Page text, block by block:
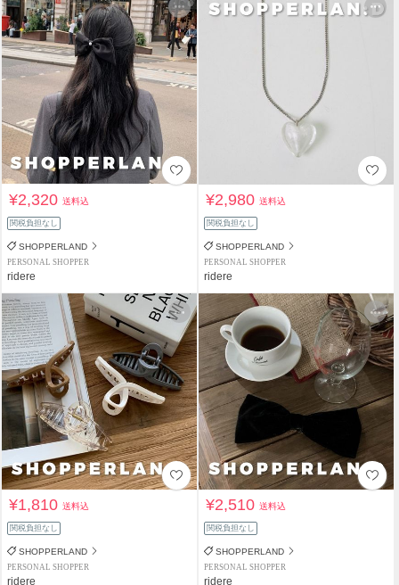
¥2,320送料込
関税負担なし
SHOPPERLAND
PERSONAL SHOPPER
ridere
¥2,980送料込
関税負担なし
SHOPPERLAND
PERSONAL SHOPPER
ridere
¥1,810送料込
関税負担なし
SHOPPERLAND
PERSONAL SHOPPER
ridere
¥2,510送料込
関税負担なし
SHOPPERLAND
PERSONAL SHOPPER
ridere